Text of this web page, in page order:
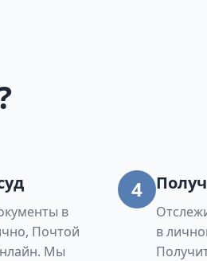
в
Почтой
Мы
4
в